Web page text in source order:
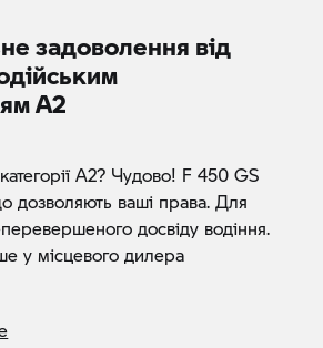
задоволення від
A2
A2? Чудово! F 450 GS
дозволяють ваші права. Для
досвіду водіння.
у місцевого дилера